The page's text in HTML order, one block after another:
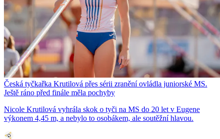
Česká tyčkařka Krutilová přes sérii zranění ovládla juniorské MS.
Ještě ráno před finále měla pochyby
Nicole Krutilová vyhrála skok o tyči na MS do 20 let v Eugene
výkonem 4,45 m, a nebylo to osobákem, ale soutěžní hlavou.